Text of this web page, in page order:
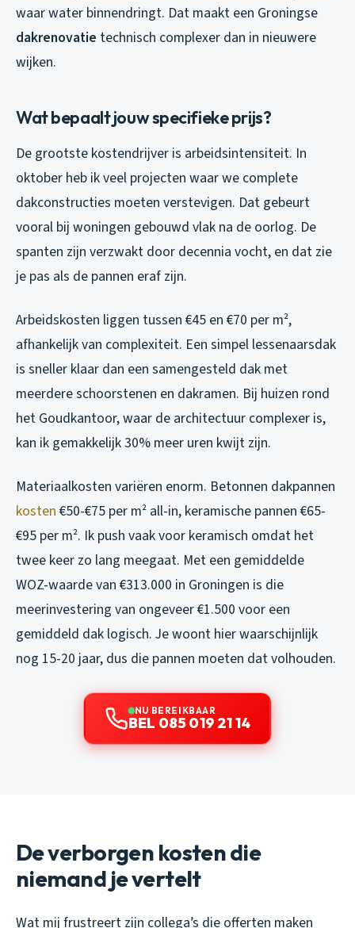
waar water binnendringt. Dat maakt een Groningse
dakrenovatie technisch complexer dan in nieuwere
wijken.
Wat bepaalt jouw specifieke prijs?
De grootste kostendrijver is arbeidsintensiteit. In
oktober heb ik veel projecten waar we complete
dakconstructies moeten verstevigen. Dat gebeurt
vooral bij woningen gebouwd vlak na de oorlog. De
spanten zijn verzwakt door decennia vocht, en dat zie
je pas als de pannen eraf zijn.
Arbeidskosten liggen tussen €45 en €70 per m²,
afhankelijk van complexiteit. Een simpel lessenaarsdak
is sneller klaar dan een samengesteld dak met
meerdere schoorstenen en dakramen. Bij huizen rond
het Goudkantoor, waar de architectuur complexer is,
kan ik gemakkelijk 30% meer uren kwijt zijn.
Materiaalkosten variëren enorm. Betonnen dakpannen
kosten €50-€75 per m² all-in, keramische pannen €65-
€95 per m². Ik push vaak voor keramisch omdat het
twee keer zo lang meegaat. Met een gemiddelde
WOZ-waarde van €313.000 in Groningen is die
meerinvestering van ongeveer €1.500 voor een
gemiddeld dak logisch. Je woont hier waarschijnlijk
nog 15-20 jaar, dus die pannen moeten dat volhouden.
NU BEREIKBAAR
BEL 085 019 21 14
De verborgen kosten die
niemand je vertelt
Wat mij frustreert zijn collega’s die offerten maken